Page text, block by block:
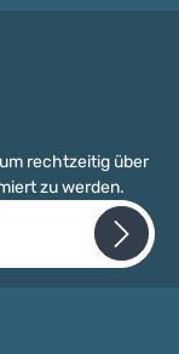
rechtzeitig über
zu werden.
genommen